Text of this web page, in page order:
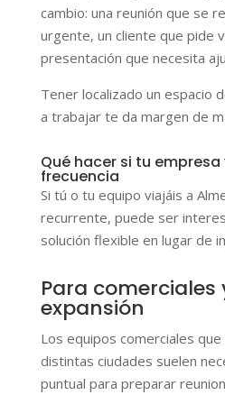
cambio: una reunión que se
urgente, un cliente que pide
presentación que necesita
Tener localizado un espacio
a trabajar te da margen de
Qué hacer si tu
frecuencia
Si tú o tu equipo viajáis a
recurrente, puede ser
solución flexible en lugar de
Para comerciales
expansión
Los equipos comerciales
distintas ciudades suelen
puntual para preparar